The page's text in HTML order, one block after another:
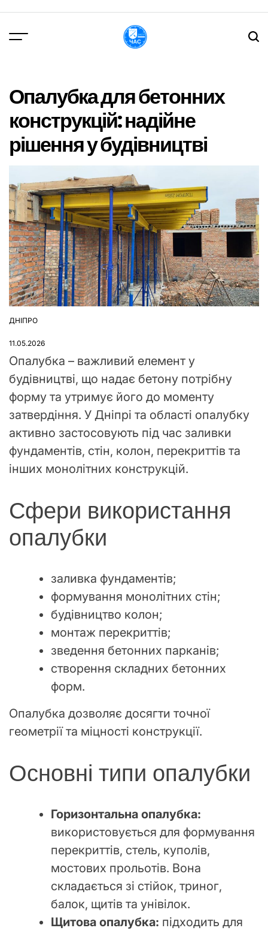
вмісту
Опалубка для бетонних
конструкцій: надійне
рішення у будівництві
ОПУБЛІКУВАТИ
ДНІПРО
11.05.2026
Опалубка – важливий елемент у
будівництві, що надає бетону потрібну
форму та утримує його до моменту
затвердіння. У Дніпрі та області опалубку
активно застосовують під час заливки
фундаментів, стін, колон, перекриттів та
інших монолітних конструкцій.
Сфери використання
опалубки
заливка фундаментів;
формування монолітних стін;
будівництво колон;
монтаж перекриттів;
зведення бетонних парканів;
створення складних бетонних
форм.
Опалубка дозволяє досягти точної
геометрії та міцності конструкції.
Основні типи опалубки
Горизонтальна опалубка:
використовується для формування
перекриттів, стель, куполів,
мостових прольотів. Вона
складається зі стійок, триног,
балок, щитів та унівілок.
Щитова опалубка: підходить для